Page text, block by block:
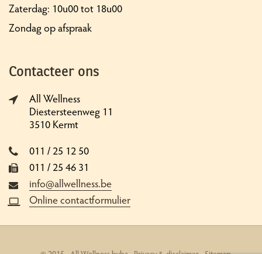
Zaterdag: 10u00 tot 18u00
Zondag op afspraak
Contacteer ons
All Wellness
Diestersteenweg 11
3510 Kermt
011 / 25 12 50
011 / 25 46 31
info@allwellness.be
Online contactformulier